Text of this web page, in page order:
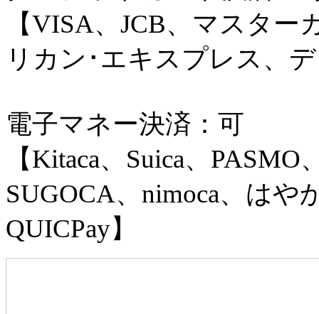
【VISA、JCB、マスタ
リカン･エキスプレス、
電子マネー決済：可
【Kitaca、Suica、
SUGOCA、nimoca、はや
QUICPay】